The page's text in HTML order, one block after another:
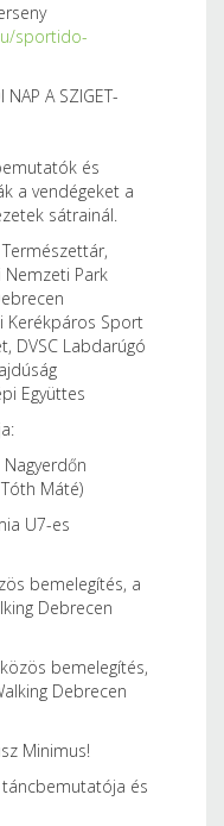
sportido-
NAP A SZIGET-
és
a vendégeket a
sátrainál.
Park
Kerékpáros Sport
DVSC Labdarúgó
Együttes
Máté)
U7-es
bemelegítés, a
Debrecen
bemelegítés,
Debrecen
Minimus!
táncbemutatója és